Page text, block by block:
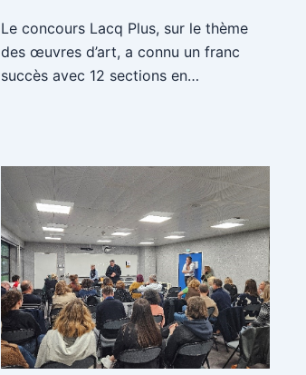
Le concours Lacq Plus, sur le thème
des œuvres d’art, a connu un franc
succès avec 12 sections en…